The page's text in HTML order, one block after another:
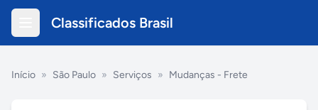
Classificados Brasil
Início » São Paulo » Serviços » Mudanças - Frete